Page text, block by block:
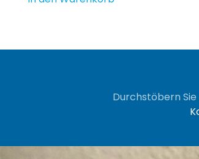
Durchstöbern